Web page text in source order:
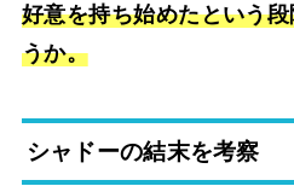
好意を持ち始めたという
うか。
シャドーの結末を考察